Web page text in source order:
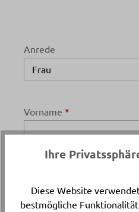
Anrede
Vorname *
Ihre
Diese Website
bestmögliche